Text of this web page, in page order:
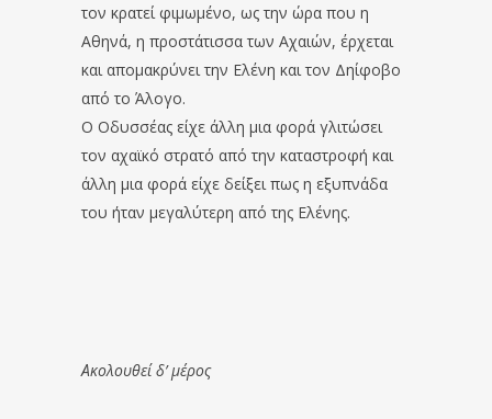
τον κρατεί φιμωμένο, ως την ώρα που η
Αθηνά, η προστάτισσα των Αχαιών, έρχεται
και απομακρύνει την Ελένη και τον Δηίφοβο
από το Άλογο.
Ο Οδυσσέας είχε άλλη μια φορά γλιτώσει
τον αχαϊκό στρατό από την καταστροφή και
άλλη μια φορά είχε δείξει πως η εξυπνάδα
του ήταν μεγαλύτερη από της Ελένης.
Ακολουθεί δ’ μέρος